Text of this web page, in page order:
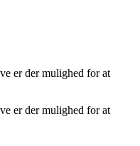
er der mulighed for at
er der mulighed for at